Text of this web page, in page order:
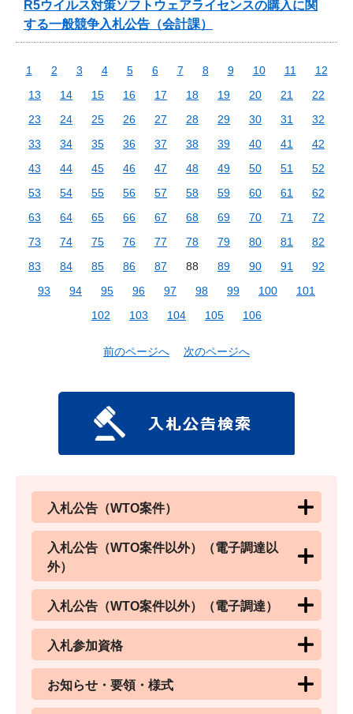
R5ウイルス対策ソフトウェアライセンスの購入に関
する一般競争入札公告（会計課）
1 2 3 4 5 6 7 8 9 10 11
12
13
14 15 16 17 18 19 20 21
22
23
24 25 26 27 28 29 30 31
32
33
34 35 36 37 38 39 40 41
42
43
44 45 46 47 48 49 50 51
52
53
54 55 56 57 58 59 60 61
62
63
64 65 66 67 68 69 70 71
72
73
74 75 76 77 78 79 80 81
82
83
84 85 86 87 88 89 90 91
92
93
94 95 96 97 98 99 100
101
102
103 104 105 106
前のページへ 次のページへ
入札公告（WTO案件）
入札公告（WTO案件以外）（電子調達以
外）
入札公告（WTO案件以外）（電子調達）
入札参加資格
お知らせ・要領・様式